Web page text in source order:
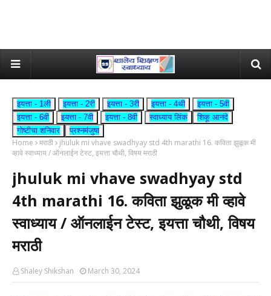
इयत्ता - 1ली इयत्ता - 2री इयत्ता - 3री इयत्ता - 4थी
इयत्ता - 5वी
इयत्ता - 6वी
इयत्ता - 7वी इयत्ता - 8वी स्वाध्याय लिंक
शिकू आनंदे
गोष्टीचा शनिवार
प्रश्नमंजुषा
Home मराठी
jhuluk mi vhave swadhyay std 4th marathi 16. कविता झुळूक मी
व्हावे स्वाध्याय / ऑनलाईन टेस्ट, इयत्ता चौथी, विषय मराठी
jhuluk mi vhave swadhyay std
4th marathi 16. कविता झुळूक मी व्हावे
स्वाध्याय / ऑनलाईन टेस्ट, इयत्ता चौथी, विषय
मराठी
Shaley Shikshan March 30, 2024